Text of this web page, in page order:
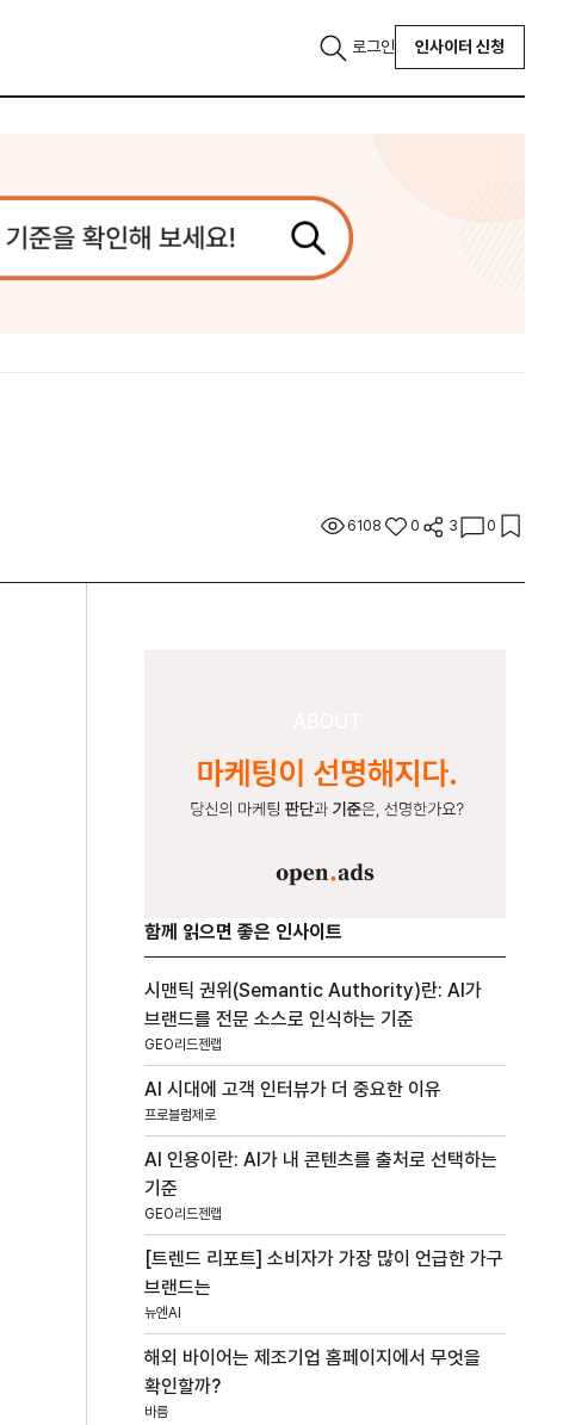
로그인 인사이터 신청
6108 0 3 0
함께 읽으면 좋은 인사이트
시맨틱 권위(Semantic Authority)란: AI가
브랜드를 전문 소스로 인식하는 기준
GEO리드젠랩
AI 시대에 고객 인터뷰가 더 중요한 이유
프로블럼제로
AI 인용이란: AI가 내 콘텐츠를 출처로 선택하는
기준
GEO리드젠랩
[트렌드 리포트] 소비자가 가장 많이 언급한 가구
브랜드는
뉴엔AI
해외 바이어는 제조기업 홈페이지에서 무엇을
확인할까?
바름